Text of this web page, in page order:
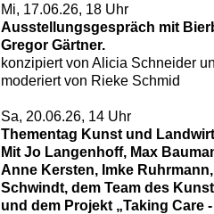
Mi, 17.06.26, 18 Uhr
Ausstellungsgespräch mit
Gregor Gärtner.
konzipiert von Alicia Schneider
moderiert von Rieke Schmid
Sa, 20.06.26, 14 Uhr
Thementag Kunst und
Mit Jo Langenhoff, Max
Anne Kersten, Imke Ruhrmann,
Schwindt, dem Team des
und dem Projekt „Taking Care